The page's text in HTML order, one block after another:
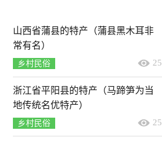
山西省蒲县的特产（蒲县黑木耳非
常有名）
乡村民俗 25
浙江省平阳县的特产（马蹄笋为当
地传统名优特产）
乡村民俗 25